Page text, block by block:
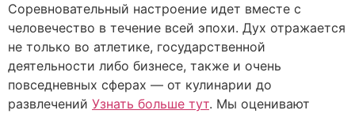
Соревновательный настроение идет вместе с
человечество в течение всей эпохи. Дух отражается
не только во атлетике, государственной
деятельности либо бизнесе, также и очень
повседневных сферах — от кулинарии до
развлечений Узнать больше тут. Мы оценивают